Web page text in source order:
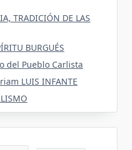
TRADICIÓN DE LAS
BURGUÉS
del Pueblo Carlista
LUIS INFANTE